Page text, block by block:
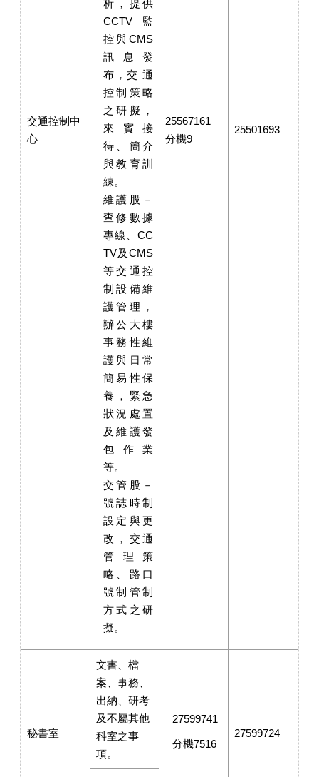
交通控制中
心
析，提供
CCTV監
控與CMS
訊息發
布，交 通
控制策略
之研擬，
來賓接
待、簡介
與教育訓
練。
維護股－
查修數據
專線、CC
TV及CMS
等交通控
制設備維
護管理，
辦公大樓
事務性維
護與日常
簡易性保
養，緊急
狀況處置
及維護發
包作業
等。
交管股－
號誌時制
設定與更
改，交通
管理策
略、路口
號制管制
方式之研
擬。
25567161
分機9
25501693
秘書室
文書、檔
案、事務、
出納、研考
及不屬其他
科室之事
項。
27599741
分機7516
27599724